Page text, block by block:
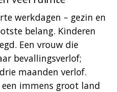
werkdagen – gezin en
belang. Kinderen
Een vrouw die
bevallingsverlof;
maanden verlof.
immens groot land